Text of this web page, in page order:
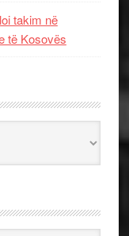
takim në
të Kosovës